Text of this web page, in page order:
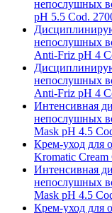
непослушных
pH 5.5 Cod.
непослушных
Anti-Friz pH 4
непослушных
Anti-Friz pH 4
Интенсивная
непослушных
Mask pH 4.5
Крем-уход для
Kromatic Cream
Интенсивная
непослушных
Mask pH 4.5
Крем-уход для